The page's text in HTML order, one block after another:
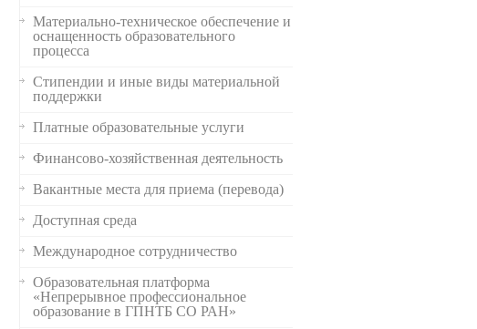
Материально-техническое обеспечение и
оснащенность образовательного
процесса
Стипендии и иные виды материальной
поддержки
Платные образовательные услуги
Финансово-хозяйственная деятельность
Вакантные места для приема (перевода)
Доступная среда
Международное сотрудничество
Образовательная платформа
«Непрерывное профессиональное
образование в ГПНТБ СО РАН»